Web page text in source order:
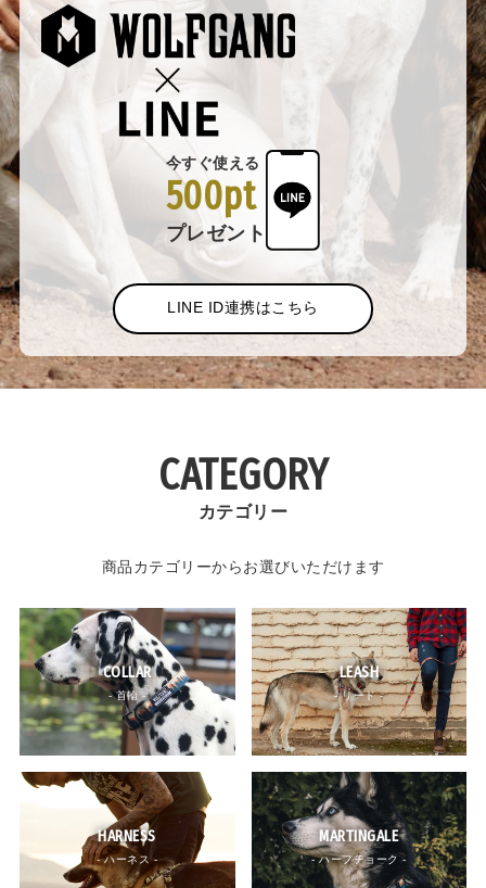
今すぐ使える
500pt
プレゼント
LINE ID連携はこちら
CATEGORY
カテゴリー
商品カテゴリーからお選びいただけます
COLLAR
- 首輪 -
LEASH
- リード -
HARNESS
- ハーネス -
MARTINGALE
- ハーフチョーク -